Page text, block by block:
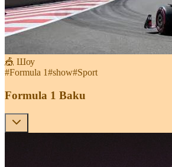
🎪 Шоу
#Formula 1#show#Sport
Formula 1 Baku